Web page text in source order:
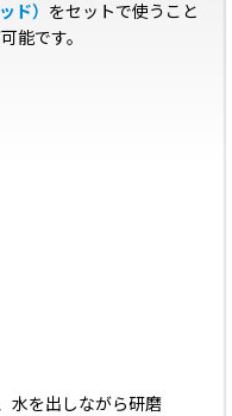
ド） をセットで使うこと
能です。
水を出しながら研磨